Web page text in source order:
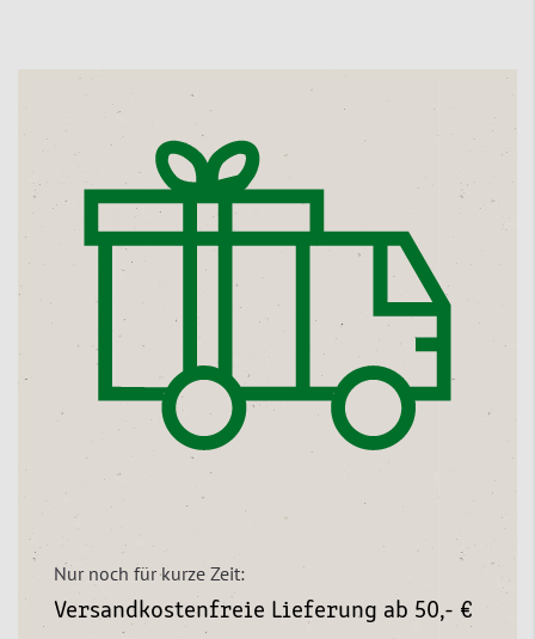
Nur noch für kurze Zeit:
Versandkostenfreie Lieferung ab 50,- €